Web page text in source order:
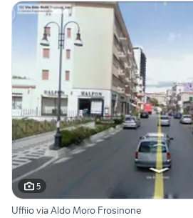
5
Uffiio via Aldo Moro Frosinone